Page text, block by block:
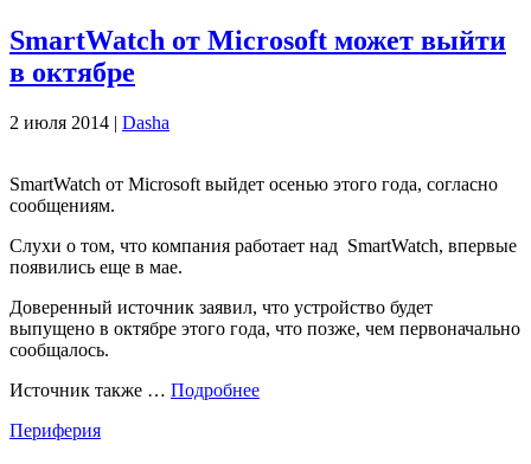
SmartWatch от Microsoft может выйти
в октябре
2 июля 2014 | Dasha
SmartWatch от Microsoft выйдет осенью этого года, согласно
сообщениям.
Слухи о том, что компания работает над SmartWatch, впервые
появились еще в мае.
Доверенный источник заявил, что устройство будет
выпущено в октябре этого года, что позже, чем первоначально
сообщалось.
Источник также … Подробнее
Периферия